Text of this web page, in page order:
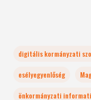
digitális kormányzati
esélyegyenlőség
önkormányzati